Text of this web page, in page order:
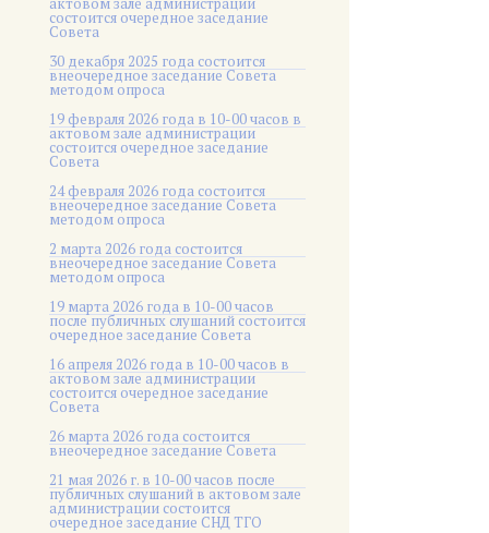
состоится очередное заседание
Совета
30 декабря 2025 года состоится
внеочередное заседание Совета
методом опроса
19 февраля 2026 года в 10-00 часов в
актовом зале администрации
состоится очередное заседание
Совета
24 февраля 2026 года состоится
внеочередное заседание Совета
методом опроса
2 марта 2026 года состоится
внеочередное заседание Совета
методом опроса
19 марта 2026 года в 10-00 часов
после публичных слушаний состоится
очередное заседание Совета
16 апреля 2026 года в 10-00 часов в
актовом зале администрации
состоится очередное заседание
Совета
26 марта 2026 года состоится
внеочередное заседание Совета
21 мая 2026 г. в 10-00 часов после
публичных слушаний в актовом зале
администрации состоится
очередное заседание СНД ТГО